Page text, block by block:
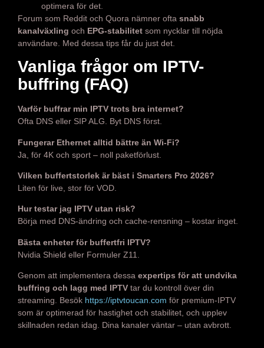
optimera för det.
Forum som Reddit och Quora nämner ofta snabb
kanalväxling och EPG-stabilitet som nycklar till nöjda
användare. Med dessa tips får du just det.
Vanliga frågor om IPTV-
buffring (FAQ)
Varför buffrar min IPTV trots bra internet?
Ofta DNS eller SIP ALG. Byt DNS först.
Fungerar Ethernet alltid bättre än Wi-Fi?
Ja, för 4K och sport – noll paketförlust.
Vilken buffertstorlek är bäst i Smarters Pro 2026?
Liten för live, stor för VOD.
Hur testar jag IPTV utan risk?
Börja med DNS-ändring och cache-rensning – kostar inget.
Bästa enheter för buffertfri IPTV?
Nvidia Shield eller Formuler Z11.
Genom att implementera dessa expertips för att undvika
buffring och lagg med IPTV tar du kontroll över din
streaming. Besök https://iptvtoucan.com för premium-IPTV
som är optimerad för hastighet och stabilitet, och upplev
skillnaden redan idag. Dina kanaler väntar – utan avbrott.